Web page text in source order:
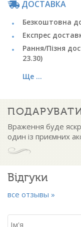
ДОСТАВКА
Безкоштовна
Експрес
Рання/Пізня
23.30)
Ще ...
Враження буде
один із приємних
Відгуки
все отзывы »